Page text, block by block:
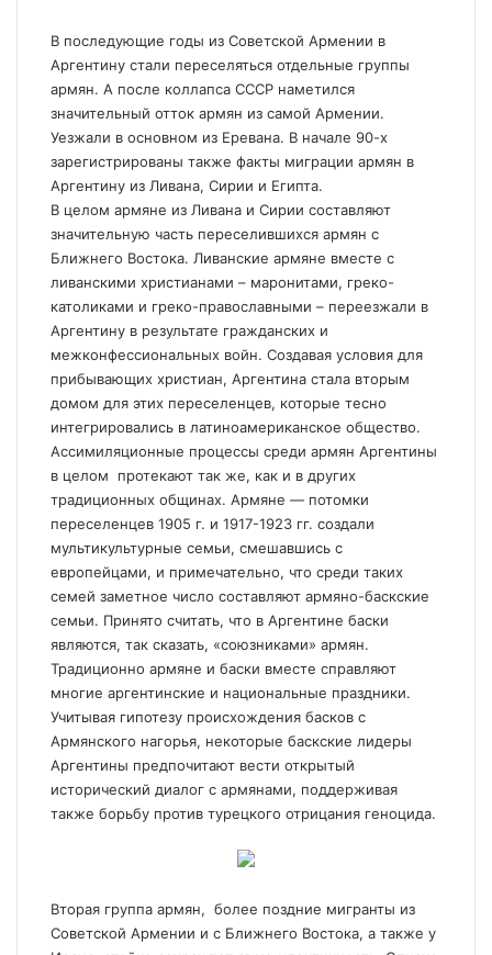
В последующие годы из Советской Армении в
Аргентину стали переселяться отдельные группы
армян. А после коллапса СССР наметился
значительный отток армян из самой Армении.
Уезжали в основном из Еревана. В начале 90-х
зарегистрированы также факты миграции армян в
Аргентину из Ливана, Сирии и Египта.
В целом армяне из Ливана и Сирии составляют
значительную часть переселившихся армян с
Ближнего Востока. Ливанские армяне вместе с
ливанскими христианами – маронитами, греко-
католиками и греко-правоcлавными – переезжали в
Аргентину в результате гражданских и
межконфессиональных войн. Создавая условия для
прибывающих христиан, Аргентина стала вторым
домом для этих переселенцев, которые тесно
интегрировались в латиноамериканское общество.
Ассимиляционные процессы среди армян Аргентины
в целом протекают так же, как и в других
традиционных общинах. Армяне — потомки
переселенцев 1905 г. и 1917-1923 гг. создали
мультикультурные семьи, смешавшись с
европейцами, и примечательно, что среди таких
семей заметное число составляют армяно-баскские
семьи. Принято считать, что в Аргентине баски
являются, так сказать, «союзниками» армян.
Традиционно армяне и баски вместе справляют
многие аргентинские и национальные праздники.
Учитывая гипотезу происхождения басков с
Армянского нагорья, некоторые баскские лидеры
Аргентины предпочитают вести открытый
исторический диалог с армянами, поддерживая
также борьбу против турецкого отрицания геноцида.
Вторая группа армян, более поздние мигранты из
Советской Армении и с Ближнего Востока, а также у